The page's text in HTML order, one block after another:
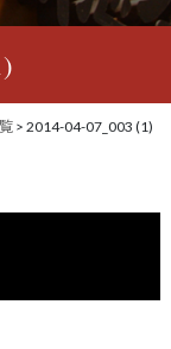
> 2014-04-07_003 (1)